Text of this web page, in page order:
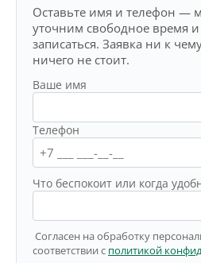
Оставьте имя и телефон —
уточним свободное время
записаться. Заявка ни к
ничего не стоит.
Ваше имя
Телефон
Что беспокоит или когда
Согласен на обработку
соответствии с политикой